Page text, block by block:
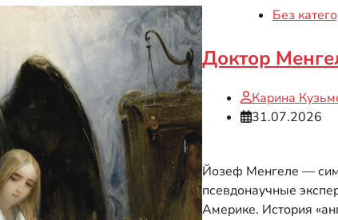
Без
Доктор
Карина
31.07.2026
Йозеф Менгеле —
псевдонаучные
Америке. История